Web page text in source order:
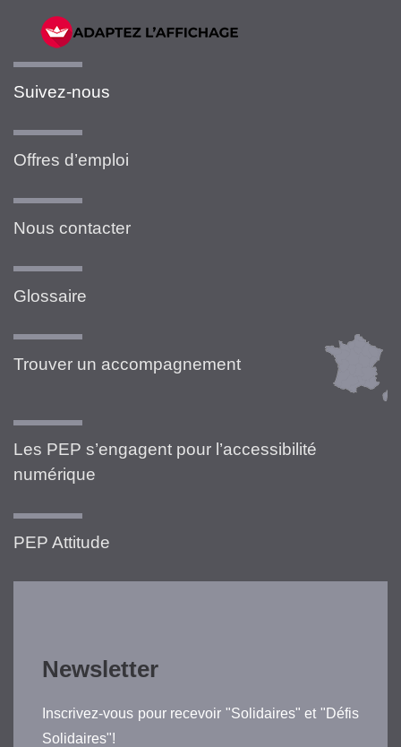
Suivez-nous
Offres d’emploi
Nous contacter
Glossaire
Trouver un accompagnement
Les PEP s’engagent pour l’accessibilité
numérique
PEP Attitude
Newsletter
Inscrivez-vous pour recevoir "Solidaires" et "Défis
Solidaires"!